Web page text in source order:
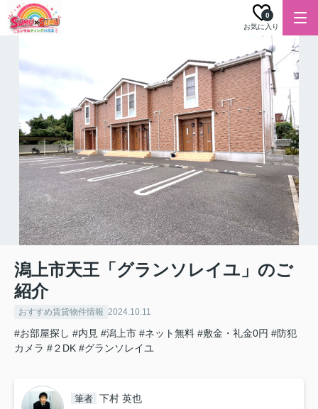
お気に入り
0
潟上市天王「グランソレイユ」のご
紹介
おすすめ賃貸物件情報 2024.10.11
#お部屋探し #内見 #潟上市 #ネット無料 #敷金・礼金0円 #防犯
カメラ #２DK #グランソレイユ
筆者 下村 英也